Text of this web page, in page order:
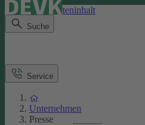
Direkt zum Seiteninhalt
Suche
Service
Unternehmen
Presse